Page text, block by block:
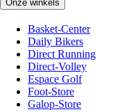
Onze winkels
Basket-Center
Daily Bikers
Direct Running
Direct-Volley
Espace Golf
Foot-Store
Galop-Store